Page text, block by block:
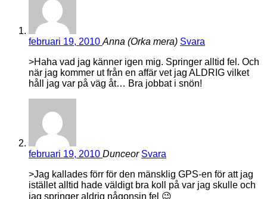
februari 19, 2010 Anna (Orka mera) Svara
>Haha vad jag känner igen mig. Springer alltid fel. Och
när jag kommer ut från en affär vet jag ALDRIG vilket
håll jag var på väg åt… Bra jobbat i snön!
februari 19, 2010 Dunceor Svara
>Jag kallades förr för den mänsklig GPS-en för att jag
istället alltid hade väldigt bra koll på var jag skulle och
jag springer aldrig någonsin fel 😉